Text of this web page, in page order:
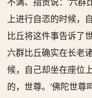
不满、指责说：‘六
上进行自恣的时候，
比丘将这件事告诉了
六群比丘确实在长老
候，自己却坐在座位
的，世尊。’佛陀世